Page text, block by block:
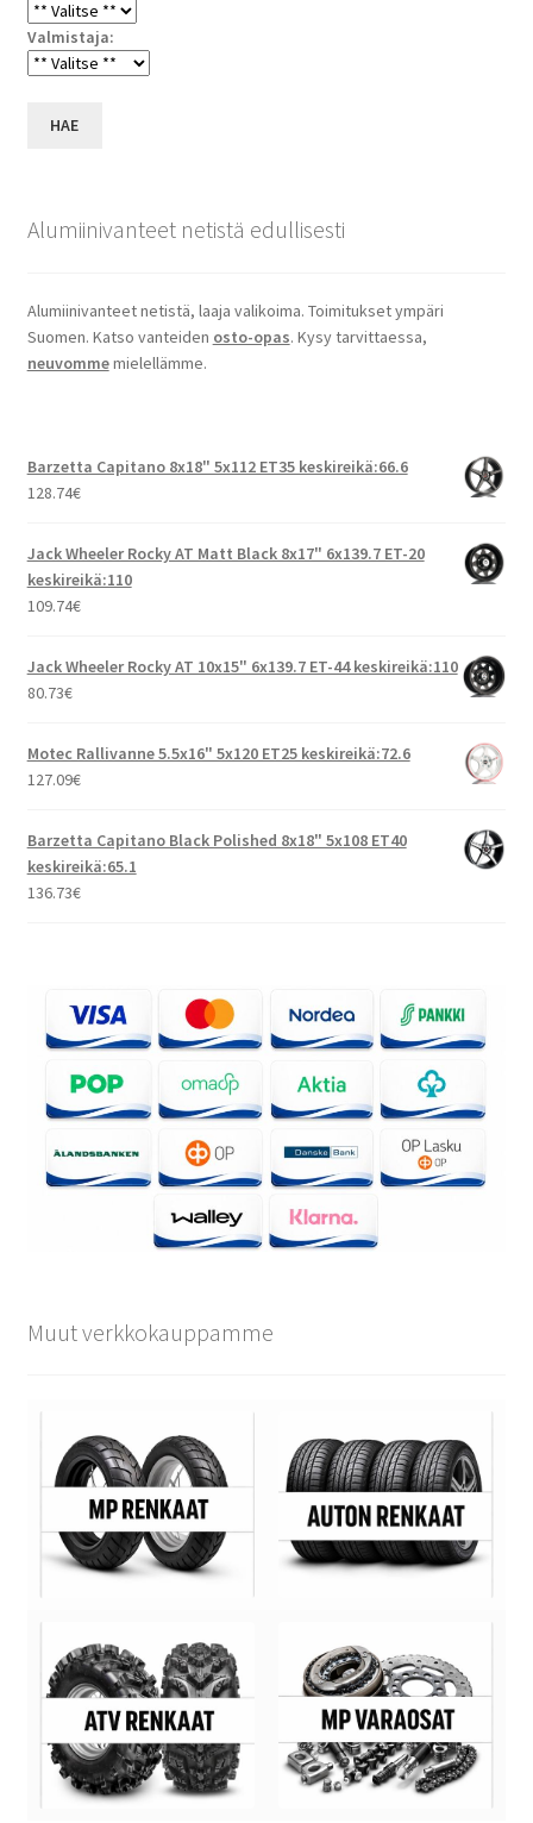
Valmistaja:
HAE
Alumiinivanteet netistä edullisesti
Alumiinivanteet netistä, laaja valikoima. Toimitukset ympäri
Suomen. Katso vanteiden osto-opas. Kysy tarvittaessa,
neuvommemielellämme.
Barzetta Capitano 8x18" 5x112 ET35 keskireikä:66.6
128.74€
Jack Wheeler Rocky AT Matt Black 8x17" 6x139.7 ET-20
keskireikä:110
109.74€
Jack Wheeler Rocky AT 10x15" 6x139.7 ET-44 keskireikä:110
80.73€
Motec Rallivanne 5.5x16" 5x120 ET25 keskireikä:72.6
127.09€
Barzetta Capitano Black Polished 8x18" 5x108 ET40
keskireikä:65.1
136.73€
Muut verkkokauppamme